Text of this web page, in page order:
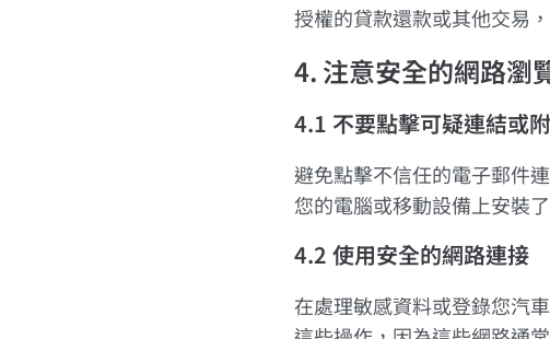
授權的貸款還款或其他交易
4. 注意安全的網路瀏
4.1 不要點擊可疑連結或
避免點擊不信任的電子郵件
您的電腦或移動設備上安裝
4.2 使用安全的網路連接
在處理敏感資料或登錄您汽